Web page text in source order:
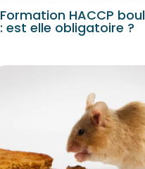
Formation HACCP
: est elle obligatoire ?